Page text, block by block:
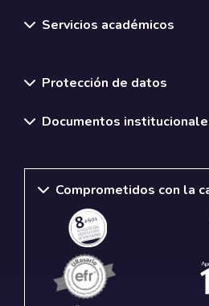
Servicios académicos
Protección de datos
Documentos
Comprometidos con la